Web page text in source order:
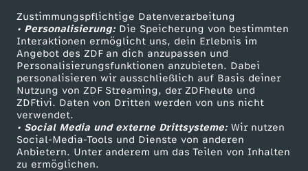
Zustimmungspflichtige Datenverarbeitung
• Personalisierung:Die Speicherung von bestimmten
Interaktionen ermöglicht uns, dein Erlebnis im
Angebot des ZDF an dich anzupassen und
Personalisierungsfunktionen anzubieten. Dabei
personalisieren wir ausschließlich auf Basis deiner
Nutzung von ZDF Streaming, der ZDFheute und
ZDFtivi. Daten von Dritten werden von uns nicht
verwendet.
• Social Media und externe Drittsysteme:Wir nutzen
Social-Media-Tools und Dienste von anderen
Anbietern. Unter anderem um das Teilen von Inhalten
zu ermöglichen.
Livestreams
Sendungen A-Z
TV-Programm
Zuschauerservice
Hilfe
ZDF Unternehmen
Karriere